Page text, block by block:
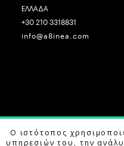
ΕΛΛΑΔΑ
+30 210 3318831
info@a8inea.com
COPYRIGHT © 2026 αθηΝΕΑ,
Ο ιστότοπος
υπηρεσιών του, την